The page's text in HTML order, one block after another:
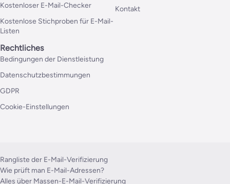
Kostenloser E-Mail-Checker
Kostenlose Stichproben für E-Mail-
Listen
Kontakt
Rechtliches
Bedingungen der Dienstleistung
Datenschutzbestimmungen
GDPR
Cookie-Einstellungen
Rangliste der E-Mail-Verifizierung
Wie prüft man E-Mail-Adressen?
Alles über Massen-E-Mail-Verifizierung